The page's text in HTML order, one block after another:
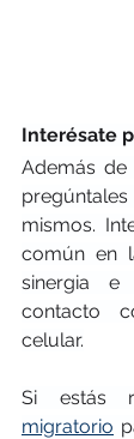
Interésate
Además
mismos.
común en
sinergia e
contacto
celular.
Si estás
migratorio